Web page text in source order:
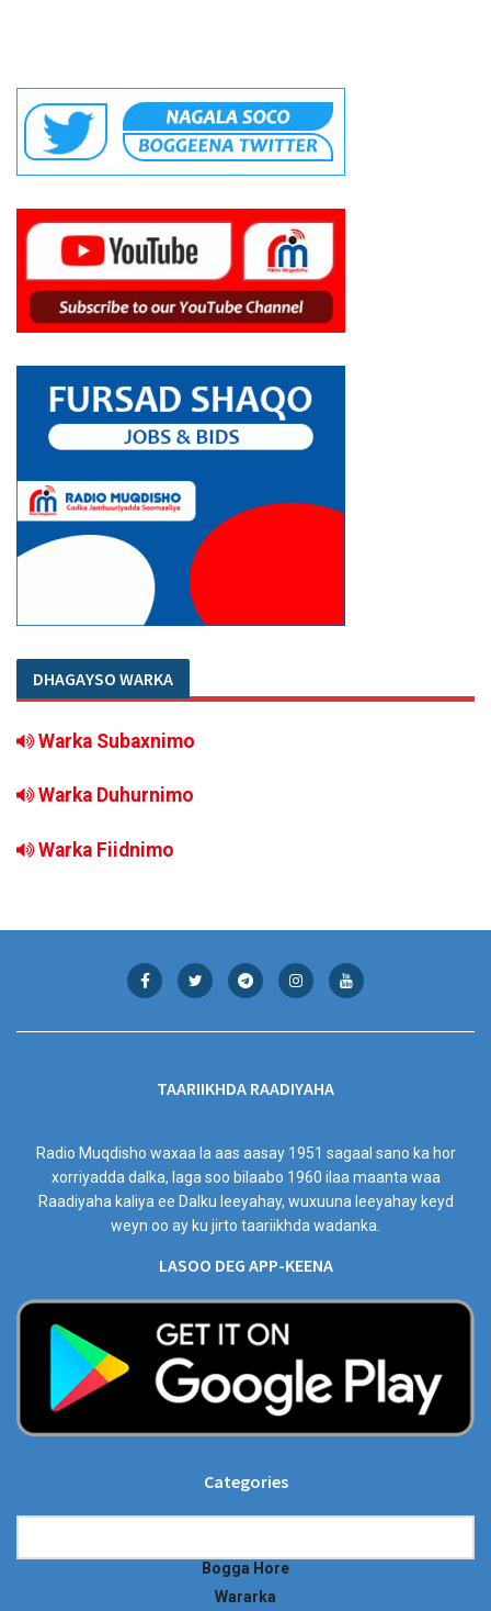
DHAGAYSO WARKA
Warka Subaxnimo
Warka Duhurnimo
Warka Fiidnimo
TAARIIKHDA RAADIYAHA
Radio Muqdisho waxaa la aas aasay 1951 sagaal sano ka hor
xorriyadda dalka, laga soo bilaabo 1960 ilaa maanta waa
Raadiyaha kaliya ee Dalku leeyahay, wuxuuna leeyahay keyd
weyn oo ay ku jirto taariikhda wadanka.
LASOO DEG APP-KEENA
Categories
Bogga Hore
Wararka